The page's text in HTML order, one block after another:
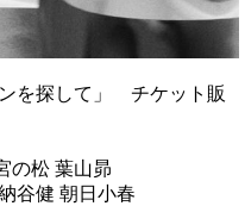
ンを探して」 チケット販
の松 葉山昴
健 朝日小春